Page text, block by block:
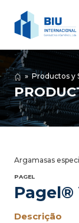
»Productos y
Argamasas
PAGEL
Pagel®
Descrição